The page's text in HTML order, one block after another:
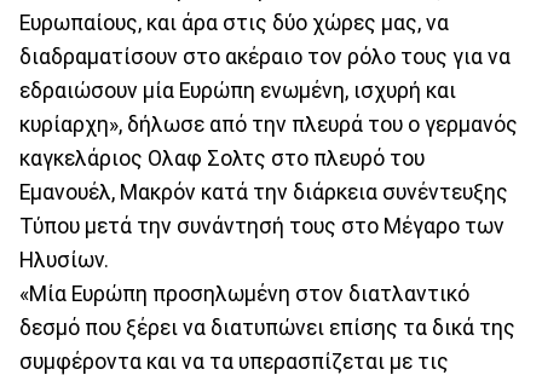
Ευρωπαίους, και άρα στις δύο χώρες μας, να
διαδραματίσουν στο ακέραιο τον ρόλο τους για να
εδραιώσουν μία Ευρώπη ενωμένη, ισχυρή και
κυρίαρχη», δήλωσε από την πλευρά του ο γερμανός
καγκελάριος Ολαφ Σολτς στο πλευρό του
Εμανουέλ, Μακρόν κατά την διάρκεια συνέντευξης
Τύπου μετά την συνάντησή τους στο Μέγαρο των
Ηλυσίων.
«Μία Ευρώπη προσηλωμένη στον διατλαντικό
δεσμό που ξέρει να διατυπώνει επίσης τα δικά της
συμφέροντα και να τα υπερασπίζεται με τις